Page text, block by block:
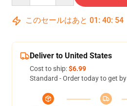
このセールはあと 01 : 40: 54
Deliver to United States
Cost to ship:$6.99
Standard - Order today to get by